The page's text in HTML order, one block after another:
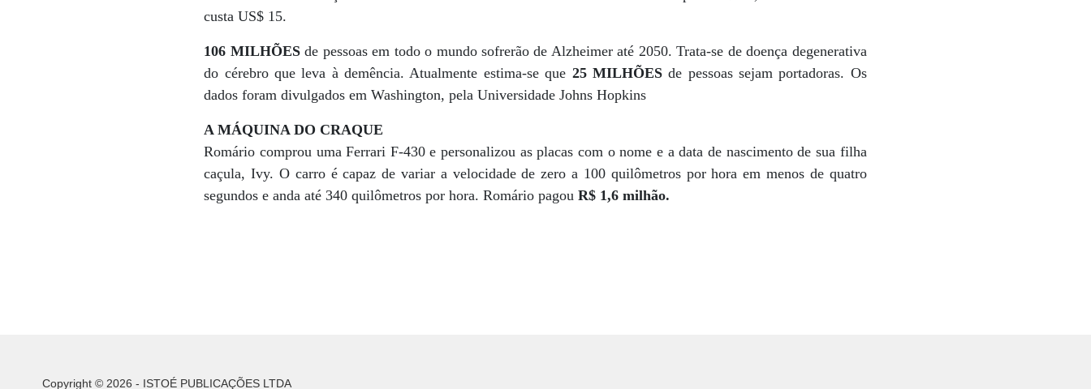
custa US$ 15.
106 MILHÕESde pessoas em todo o mundo sofrerão de Alzheimer até 2050. Trata-se de doença degenerativa
do cérebro que leva à demência. Atualmente estima-se que 25 MILHÕESde pessoas sejam portadoras. Os
dados foram divulgados em Washington, pela Universidade Johns Hopkins
A MÁQUINA DO CRAQUE
Romário comprou uma Ferrari F-430 e personalizou as placas com o nome e a data de nascimento de sua filha
caçula, Ivy. O carro é capaz de variar a velocidade de zero a 100 quilômetros por hora em menos de quatro
segundos e anda até 340 quilômetros por hora. Romário pagouR$ 1,6 milhão.
Copyright © 2026 - ISTOÉ PUBLICAÇÕES LTDA